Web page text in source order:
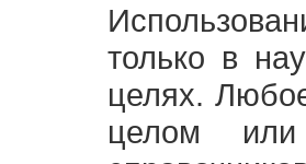
только в
целях.
целом